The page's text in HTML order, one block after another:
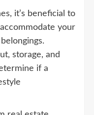
it’s beneficial to
your
storage, and
if a